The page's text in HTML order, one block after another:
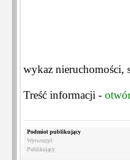
wykaz nieruchomości,
Treść informacji -
Podmiot publikujący
Wytworzył
Publikujący